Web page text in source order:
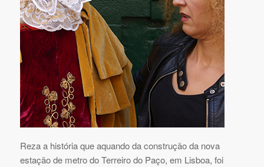
Reza a história que aquando da construção da nova
estação de metro do Terreiro do Paço, em Lisboa, foi